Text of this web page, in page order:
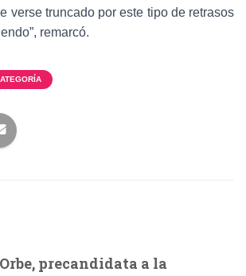
verse truncado por este tipo de retrasos
remarcó.
precandidata a la